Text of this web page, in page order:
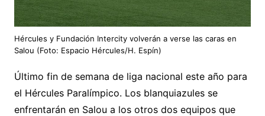
Hércules y Fundación Intercity volverán a verse las caras en
Salou (Foto: Espacio Hércules/H. Espín)
Último fin de semana de liga nacional este año para
el Hércules Paralímpico. Los blanquiazules se
enfrentarán en Salou a los otros dos equipos que